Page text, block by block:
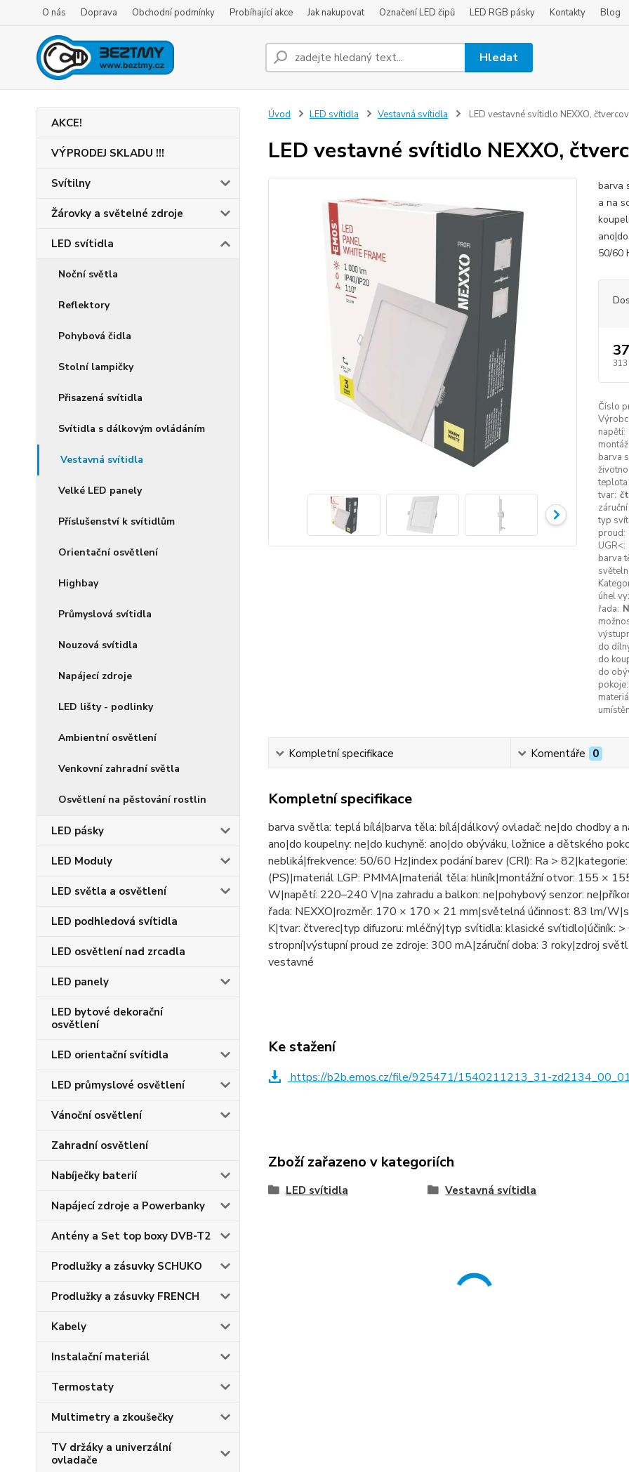
O nás Doprava Obchodní podmínky Probíhající akce Jak nakupovat Označení LED čipů LED RGB pásky Kontakty Blog
Hledat
AKCE!
VÝPRODEJ SKLADU !!!
Svítilny
Žárovky a světelné zdroje
LED svítidla
Noční světla
Reflektory
Pohybová čidla
Stolní lampičky
Přisazená svítidla
Svítidla s dálkovým ovládáním
Vestavná svítidla
Velké LED panely
Příslušenství k svítidlům
Orientační osvětlení
Highbay
Průmyslová svítidla
Nouzová svítidla
Napájecí zdroje
LED lišty - podlinky
Ambientní osvětlení
Venkovní zahradní světla
Osvětlení na pěstování rostlin
LED pásky
LED Moduly
LED světla a osvětlení
LED podhledová svítidla
LED osvětlení nad zrcadla
LED panely
LED bytové dekorační
osvětlení
LED orientační svítidla
LED průmyslové osvětlení
Vánoční osvětlení
Zahradní osvětlení
Nabíječky baterií
Napájecí zdroje a Powerbanky
Antény a Set top boxy DVB-T2
Prodlužky a zásuvky SCHUKO
Prodlužky a zásuvky FRENCH
Kabely
Instalační materiál
Termostaty
Multimetry a zkoušečky
TV držáky a univerzální
ovladače
Úvod LED svítidla Vestavná svítidla LED vestavné svítidlo NEXXO,
LED vestavné svítidlo NEXXO,
barva
a na
50/60
313
Číslo
napětí:
barva
teplota
tvar:
typ
proud:
UGR<:
barva
úhel
řada:
do
do
do
pokoje:
Kompletní specifikace Komentáře 0
Kompletní specifikace
barva světla: teplá bílá|barva těla: bílá|dálkový ovladač: ne|do chodby a
ano|do koupelny: ne|do kuchyně: ano|do obýváku, ložnice a dětského
nebliká|frekvence: 50/60 Hz|index podání barev (CRI): Ra >
(PS)|materiál LGP: PMMA|materiál těla: hliník|montážní otvor: 155 ×
W|napětí: 220–240 V|na zahradu a balkon: ne|pohybový senzor:
řada: NEXXO|rozměr: 170 × 170 × 21 mm|světelná účinnost: 83 lm/
K|tvar: čtverec|typ difuzoru: mléčný|typ svítidla: klasické svítidlo|účiník:
stropní|výstupní proud ze zdroje: 300 mA|záruční doba: 3 roky|zdroj
vestavné
Ke stažení
https://b2b.emos.cz/file/925471/1540211213_31-
Zboží zařazeno v kategoriích
LED svítidla Vestavná svítidla